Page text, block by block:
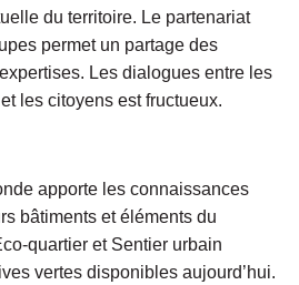
du territoire. Le partenariat
permet un partage des
Les dialogues entre les
les citoyens est fructueux.
apporte les connaissances
bâtiments et éléments du
quartier et Sentier urbain
vertes disponibles aujourd’hui.